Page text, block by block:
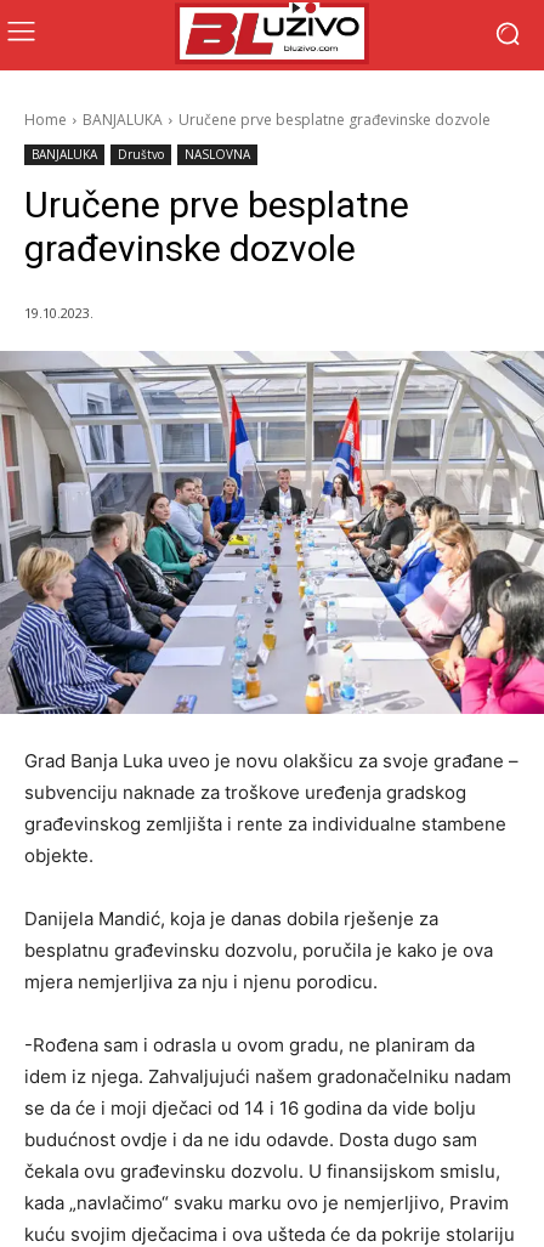
Home BANJALUKA Uručene prve besplatne građevinske dozvole
BANJALUKA Društvo NASLOVNA
Uručene prve besplatne
građevinske dozvole
19.10.2023.
Grad Banja Luka uveo je novu olakšicu za svoje građane –
subvenciju naknade za troškove uređenja gradskog
građevinskog zemljišta i rente za individualne stambene
objekte.
Danijela Mandić, koja je danas dobila rješenje za
besplatnu građevinsku dozvolu, poručila je kako je ova
mjera nemjerljiva za nju i njenu porodicu.
-Rođena sam i odrasla u ovom gradu, ne planiram da
idem iz njega. Zahvaljujući našem gradonačelniku nadam
se da će i moji dječaci od 14 i 16 godina da vide bolju
budućnost ovdje i da ne idu odavde. Dosta dugo sam
čekala ovu građevinsku dozvolu. U finansijskom smislu,
kada „navlačimo“ svaku marku ovo je nemjerljivo, Pravim
kuću svojim dječacima i ova ušteda će da pokrije stolariju